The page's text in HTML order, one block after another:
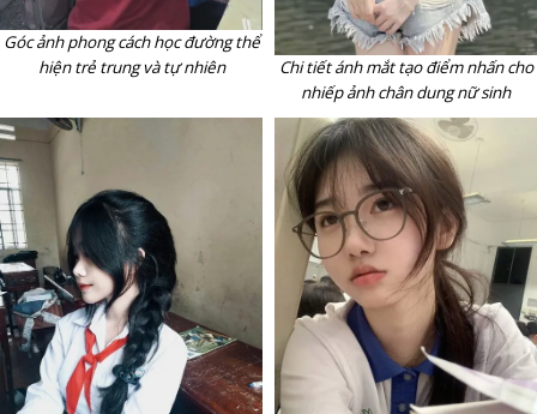
Góc ảnh phong cách học đường thể
hiện trẻ trung và tự nhiên
Chi tiết ánh mắt tạo điểm nhấn cho
nhiếp ảnh chân dung nữ sinh